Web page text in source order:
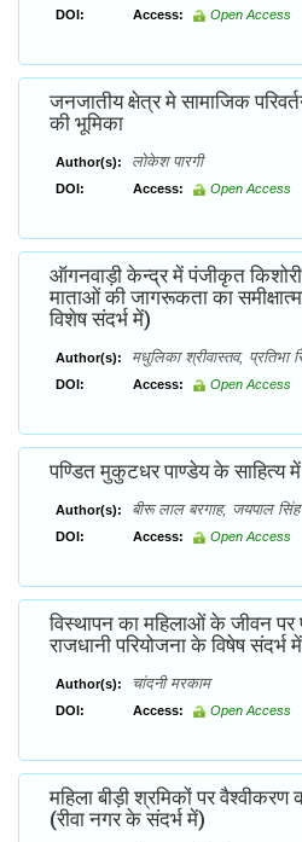
DOI: Access: Open Access
जनजातीय क्षेत्र मे सामाजिक
की भूमिका
Author(s): लोकेश पारगी
DOI: Access: Open Access
ऑगनवाड़ी केन्द्र में पंजीकृत किशोरी,
माताओं की जागरूकता का
विशेष संदर्भ में)
Author(s): मधुलिका श्रीवास्तव, प्रतिभा
DOI: Access: Open Access
पण्डित मुकुटधर पाण्डेय के
Author(s): बीरू लाल बरगाह, जयपाल सिंह
DOI: Access: Open Access
विस्थापन का महिलाओं के जीवन
राजधानी परियोजना के विषेष संदर्भ
Author(s): चांदनी मरकाम
DOI: Access: Open Access
महिला बीड़ी श्रमिकों पर
(रीवा नगर के संदर्भ में)